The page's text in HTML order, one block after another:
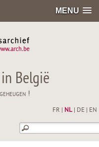
MENU
België
!
FR NL| DE EN